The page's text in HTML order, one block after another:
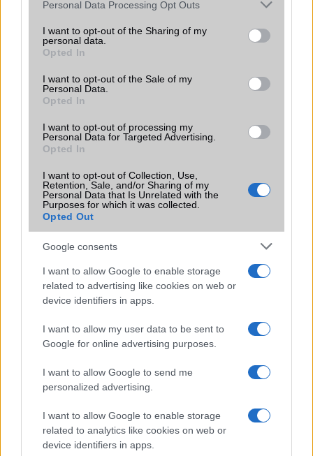
not limited to your visit or usage behaviour. You may click to
grant or deny consent to Google and its third-party tags to
use your data for below specified purposes in below Google
consent section.
Personal Data Processing Opt Outs
I want to opt-out of the Sharing of my
personal data.
Opted In
I want to opt-out of the Sale of my
Personal Data.
Opted In
I want to opt-out of processing my
Personal Data for Targeted Advertising.
Opted In
I want to opt-out of Collection, Use,
Retention, Sale, and/or Sharing of my
Personal Data that Is Unrelated with the
Purposes for which it was collected.
Opted Out
Google consents
I want to allow Google to enable storage
related to advertising like cookies on web or
device identifiers in apps.
I want to allow my user data to be sent to
Google for online advertising purposes.
I want to allow Google to send me
personalized advertising.
I want to allow Google to enable storage
related to analytics like cookies on web or
device identifiers in apps.
Imáink meghallgatásra kerültek: törölhető programok
A Microsoft az Android ellen
Letölthető a legújabb Android kamera app
Töltsd le magadnak a Moto X újdonságait!
Biztonságosabbak lesznek a Samsung mobilok
Dynamic Keyboard: úgy változik, ahogy írsz
Húsz Android 4.4 KitKat screenshot
Most már rajzolni is lehet a Keep-ben!
További hírek
LEGOLVASOTTABBAK
UI 9 frissítésből – itt a lista az érintett modellekről
Apple az új csúcsmobilokról
észrevétlenül könnyíti meg a mindennapokat
Ez a rejtett Samsung funkció teljesen megváltoztatja a
mobilhasználatot – sokan mégsem tudnak róla